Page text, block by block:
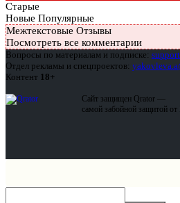
Старые
Новые Популярные
Межтекстовые Отзывы
Посмотреть все комментарии
Вопросы по материалам и подписке:
Отдел рекламы и спецпроектов:
Контент 18+
Сайт защищен Qrator —
самой забойной защитой